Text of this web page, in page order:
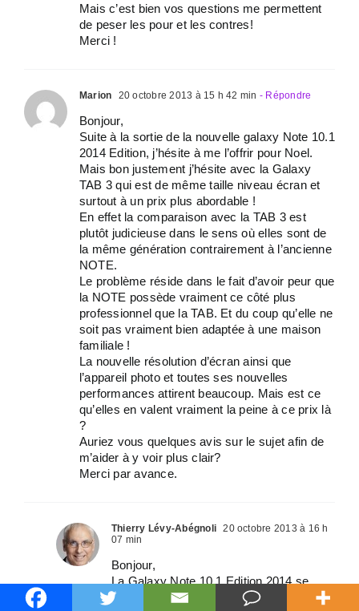
Mais c’est bien vos questions me permettent
de peser les pour et les contres!
Merci !
Marion 20 octobre 2013 à 15 h 42 min - Répondre
Bonjour,
Suite à la sortie de la nouvelle galaxy Note 10.1
2014 Edition, j’hésite à me l’offrir pour Noel.
Mais bon justement j’hésite avec la Galaxy
TAB 3 qui est de même taille niveau écran et
surtout à un prix plus abordable !
En effet la comparaison avec la TAB 3 est
plutôt judicieuse dans le sens où elles sont de
la même génération contrairement à l’ancienne
NOTE.
Le problème réside dans le fait d’avoir peur que
la NOTE possède vraiment ce côté plus
professionnel que la TAB. Et du coup qu’elle ne
soit pas vraiment bien adaptée à une maison
familiale !
La nouvelle résolution d’écran ainsi que
l’appareil photo et toutes ses nouvelles
performances attirent beaucoup. Mais est ce
qu’elles en valent vraiment la peine à ce prix là
?
Auriez vous quelques avis sur le sujet afin de
m’aider à y voir plus clair?
Merci par avance.
Thierry Lévy-Abégnoli 20 octobre 2013 à 16 h
07 min
Bonjour,
La Galaxy Note 10.1 Edition 2014 se
démarque notamment par son écran